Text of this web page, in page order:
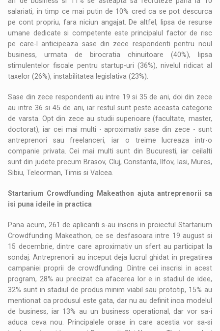
salariati, in timp ce mai putin de 10% cred ca se pot descurca
pe cont propriu, fara niciun angajat. De altfel, lipsa de resurse
umane dedicate si competente este principalul factor de risc
pe care-l anticipeaza sase din zece respondenti pentru noul
business, urmata de birocratia chinuitoare (40%), lipsa
stimulentelor fiscale pentru startup-uri (36%), nivelul ridicat al
taxelor (26%), instabilitatea legislativa (23%).
Sase din zece respondenti au intre 19 si 35 de ani, doi din zece
au intre 36 si 45 de ani, iar restul sunt peste aceasta categorie
de varsta. Opt din zece au studii superioare (facultate, master,
doctorat), iar cei mai multi - aproximativ sase din zece - sunt
antreprenori sau freelanceri, iar o treime lucreaza intr-o
companie privata. Cei mai multi sunt din Bucuresti, iar ceilalti
sunt din judete precum Brasov, Cluj, Constanta, Ilfov, Iasi, Mures,
Sibiu, Teleorman, Timis si Valcea.
Startarium Crowdfunding Makeathon ajuta antreprenorii sa
isi puna ideile in practica
Pana acum, 261 de aplicanti s-au inscris in proiectul Startarium
Crowdfunding Makeathon, ce se desfasoara intre 19 august si
15 decembrie, dintre care aproximativ un sfert au participat la
sondaj. Antreprenorii au inceput deja lucrul ghidat in pregatirea
campaniei proprii de crowdfunding. Dintre cei inscrisi in acest
program, 28% au precizat ca afacerea lor e in stadiul de idee,
32% sunt in stadiul de produs minim viabil sau prototip, 15% au
mentionat ca produsul este gata, dar nu au definit inca modelul
de business, iar 13% au un business operational, dar vor sa-i
aduca ceva nou. Principalele orase in care acestia vor sa-si